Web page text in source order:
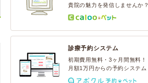
貴院の魅力を発信しませんか？
診療予約システム
初期費用無料・3ヶ月間無料！
月額1万円からの予約システム